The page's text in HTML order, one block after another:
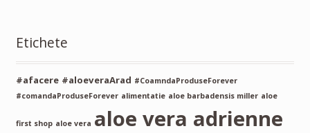
Etichete
#afacere #aloeveraArad #CoamndaProduseForever
#comandaProduseForever alimentatie aloe barbadensis miller aloe
first shop aloe vera aloe vera adrienne